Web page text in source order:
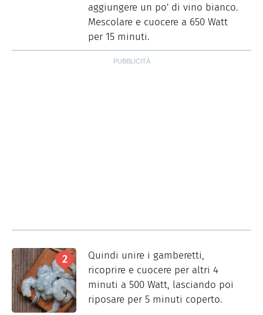
aggiungere un po' di vino bianco.
Mescolare e cuocere a 650 Watt
per 15 minuti.
Quindi unire i gamberetti,
ricoprire e cuocere per altri 4
minuti a 500 Watt, lasciando poi
riposare per 5 minuti coperto.